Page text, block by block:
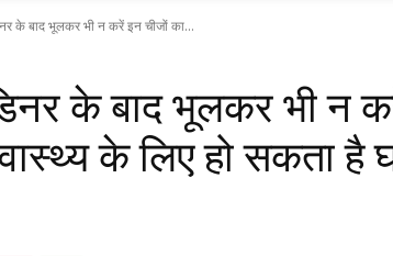
के बाद भूलकर भी न करें इन चीजों का...
के बाद भूलकर भी न
के लिए हो सकता है